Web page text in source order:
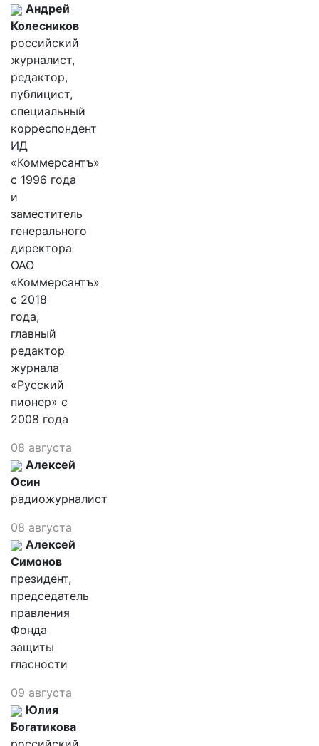
Андрей
Колесников
российский
журналист,
редактор,
публицист,
специальный
корреспондент
ИД
«Коммерсантъ»
с 1996 года
и
заместитель
генерального
директора
ОАО
«Коммерсантъ»
с 2018
года,
главный
редактор
журнала
«Русский
пионер» с
2008 года
08 августа
Алексей
Осин
радиожурналист
08 августа
Алексей
Симонов
президент,
председатель
правления
Фонда
защиты
гласности
09 августа
Юлия
Богатикова